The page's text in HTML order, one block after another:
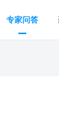
专家问答